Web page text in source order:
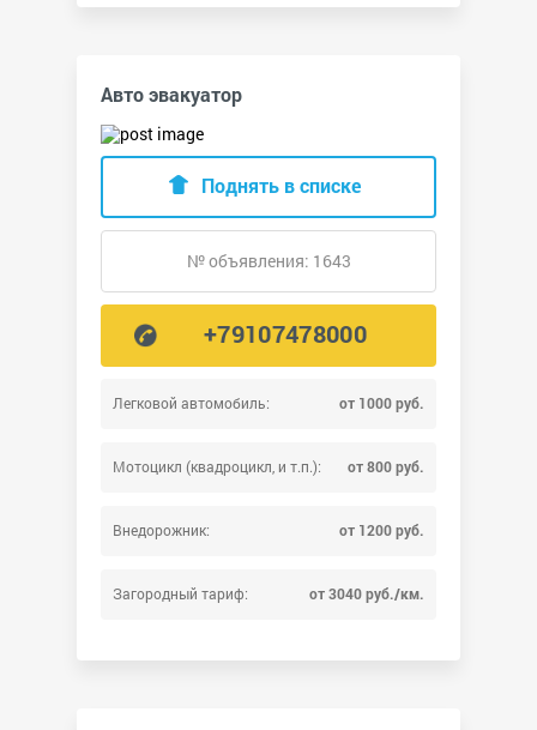
Авто эвакуатор
Легковой автомобиль: от 1000 руб.
Мотоцикл (квадроцикл, и т.п.): от 800 руб.
Внедорожник: от 1200 руб.
Загородный тариф: от 3040 руб./км.
Поднять в списке
№ объявления: 1643
+79107478000